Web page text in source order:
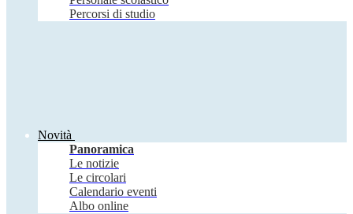
Percorsi di studio
Novità
Panoramica
Le notizie
Le circolari
Calendario eventi
Albo online